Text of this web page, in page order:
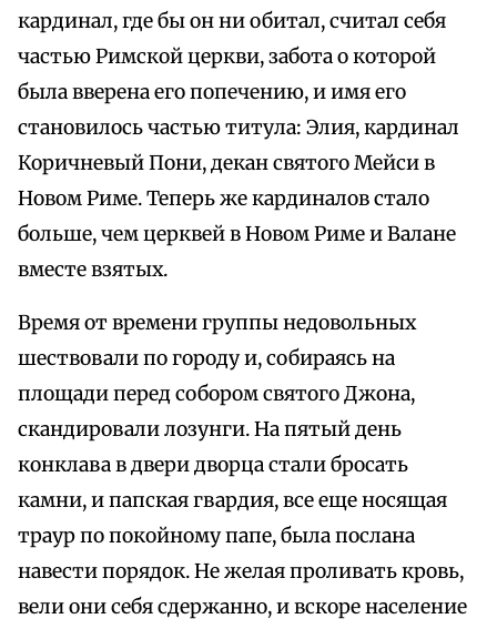
кардинал, где бы он ни обитал, считал себя
частью Римской церкви, забота о которой
была вверена его попечению, и имя его
становилось частью титула: Элия, кардинал
Коричневый Пони, декан святого Мейси в
Новом Риме. Теперь же кардиналов стало
больше, чем церквей в Новом Риме и Валане
вместе взятых.
Время от времени группы недовольных
шествовали по городу и, собираясь на
площади перед собором святого Джона,
скандировали лозунги. На пятый день
конклава в двери дворца стали бросать
камни, и папская гвардия, все еще носящая
траур по покойному папе, была послана
навести порядок. Не желая проливать кровь,
вели они себя сдержанно, и вскоре население